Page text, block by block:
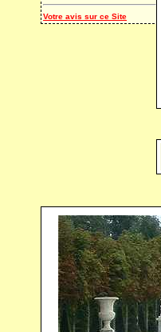
Votre avis sur ce Site